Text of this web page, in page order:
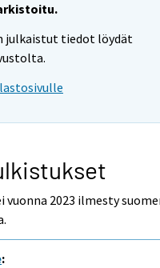
julkaistut tiedot löydät
2023 ilmesty
: